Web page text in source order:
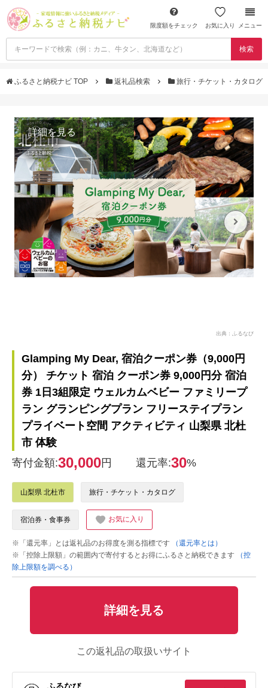
限度額をチェック お気に入り メニュー
検索
ふるさと納税ナビ TOP 返礼品検索 旅行・チケット・カタログ
詳細を見る
出典：ふるなび
Glamping My Dear, 宿泊クーポン券（9,000円
分） チケット 宿泊 クーポン券 9,000円分 宿泊
券 1日3組限定 ウェルカムベビー ファミリープ
ラン グランピングプラン フリーステイプラン
プライベート空間 アクティビティ 山梨県 北杜
市 体験
寄付金額:30,000円 還元率:30%
山梨県 北杜市 旅行・チケット・カタログ
宿泊券・食事券 お気に入り
※「還元率」とは返礼品のお得度を測る指標です
（還元率とは）
※「控除上限額」の範囲内で寄付するとお得にふるさと納税できます
（控
除上限額を調べる）
詳細を見る
この返礼品の取扱いサイト